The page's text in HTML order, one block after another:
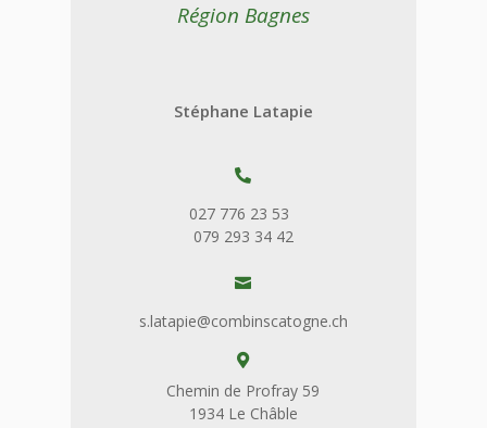
Région Bagnes
Stéphane Latapie

027 776 23 53
079 293 34 42

s.latapie@combinscatogne.ch

Chemin de Profray 59
1934 Le Châble